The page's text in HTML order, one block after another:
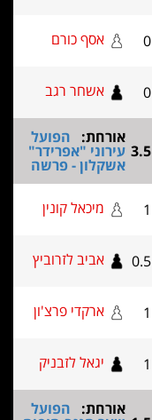
אסף כורם
אשחר רגב
אורחת:הפועל
עירוני "אפרידר"
אשקלון - פרשה
מיכאל קונין
אביב לזרוביץ
ארקדי פרצ'ון
יגאל לזבניק
אורחת:הפועל